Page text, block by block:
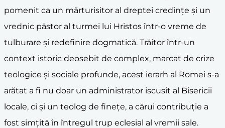
pomenit ca un mărturisitor al dreptei credințe și un
vrednic păstor al turmei lui Hristos într-o vreme de
tulburare și redefinire dogmatică. Trăitor într-un
context istoric deosebit de complex, marcat de crize
teologice și sociale profunde, acest ierarh al Romei s-a
arătat a fi nu doar un administrator iscusit al Bisericii
locale, ci și un teolog de finețe, a cărui contribuție a
fost simțită în întregul trup eclesial al vremii sale.